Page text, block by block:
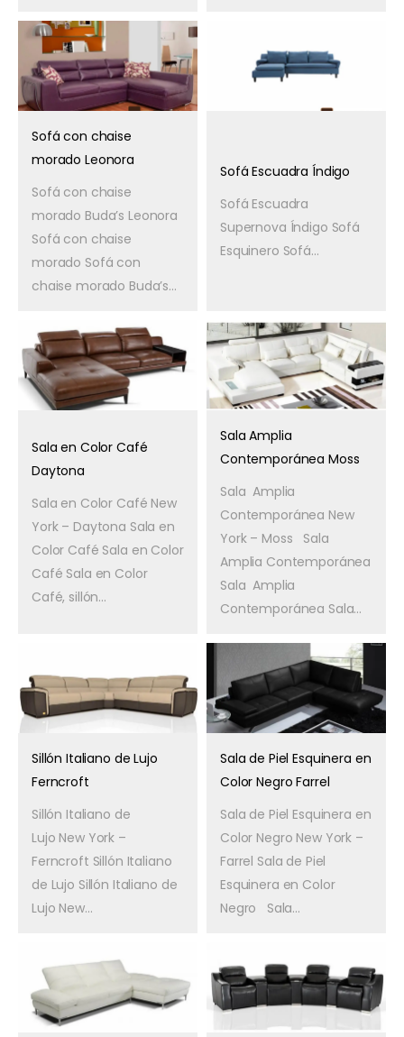
Sofá con chaise
morado Leonora
Sofá con chaise
morado Buda’s Leonora
Sofá con chaise
morado Sofá con
chaise morado Buda’s...
Sofá Escuadra Índigo
Sofá Escuadra
Supernova Índigo Sofá
Esquinero Sofá...
Sala en Color Café
Daytona
Sala en Color Café New
York – Daytona Sala en
Color Café Sala en Color
Café Sala en Color
Café, sillón...
Sala Amplia
Contemporánea Moss
Sala Amplia
Contemporánea New
York – Moss Sala
Amplia Contemporánea
Sala Amplia
Contemporánea Sala...
Sillón Italiano de Lujo
Ferncroft
Sillón Italiano de
Lujo New York –
Ferncroft Sillón Italiano
de Lujo Sillón Italiano de
Lujo New...
Sala de Piel Esquinera en
Color Negro Farrel
Sala de Piel Esquinera en
Color Negro New York –
Farrel Sala de Piel
Esquinera en Color
Negro Sala...